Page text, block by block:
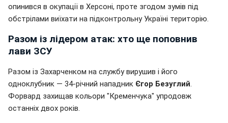
опинився в окупації в Херсоні, проте згодом зумів під
обстрілами виїхати на підконтрольну Україні територію.
Разом із лідером атак: хто ще поповнив
лави ЗСУ
Разом із Захарченком на службу вирушив і його
одноклубник — 34-річний нападник Єгор Безуглий
Форвард захищав кольори "Кременчука" упродовж
останніх двох років.